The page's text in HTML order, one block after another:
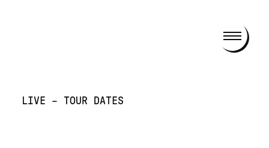
LIVE – TOUR DATES